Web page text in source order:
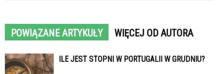
POWIĄZANE ARTYKUŁY WIĘCEJ OD AUTORA
ILE JEST STOPNI W PORTUGALII W GRUDNIU?